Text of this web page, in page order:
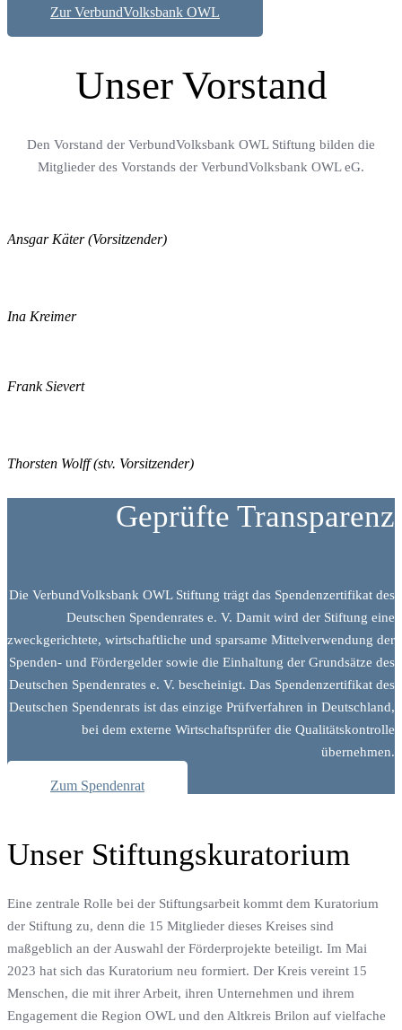
Zur VerbundVolksbank OWL
Unser Vorstand
Den Vorstand der VerbundVolksbank OWL Stiftung bilden die
Mitglieder des Vorstands der VerbundVolksbank OWL eG.
Ansgar Käter (Vorsitzender)
Ina Kreimer
Frank Sievert
Thorsten Wolff (stv. Vorsitzender)
Geprüfte Transparenz
Die VerbundVolksbank OWL Stiftung trägt das Spendenzertifikat des
Deutschen Spendenrates e. V. Damit wird der Stiftung eine
zweckgerichtete, wirtschaftliche und sparsame Mittelverwendung der
Spenden- und Fördergelder sowie die Einhaltung der Grundsätze des
Deutschen Spendenrates e. V. bescheinigt. Das Spendenzertifikat des
Deutschen Spendenrats ist das einzige Prüfverfahren in Deutschland,
bei dem externe Wirtschaftsprüfer die Qualitätskontrolle
übernehmen.
Zum Spendenrat
Unser Stiftungskuratorium
Eine zentrale Rolle bei der Stiftungsarbeit kommt dem Kuratorium
der Stiftung zu, denn die 15 Mitglieder dieses Kreises sind
maßgeblich an der Auswahl der Förderprojekte beteiligt. Im Mai
2023 hat sich das Kuratorium neu formiert. Der Kreis vereint 15
Menschen, die mit ihrer Arbeit, ihren Unternehmen und ihrem
Engagement die Region OWL und den Altkreis Brilon auf vielfache